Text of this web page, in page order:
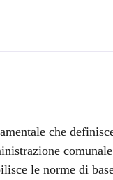
che
le norme di